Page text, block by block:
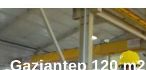
Gaziantep 120 m2